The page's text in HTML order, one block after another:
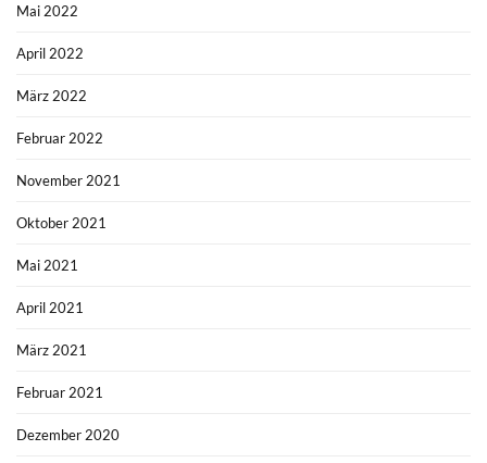
Mai 2022
April 2022
März 2022
Februar 2022
November 2021
Oktober 2021
Mai 2021
April 2021
März 2021
Februar 2021
Dezember 2020